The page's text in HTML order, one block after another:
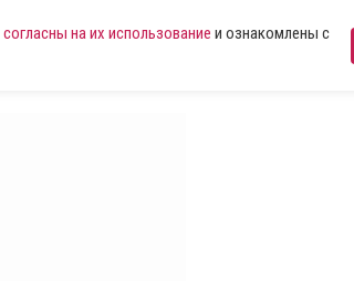
согласны на их использование и ознакомлены с